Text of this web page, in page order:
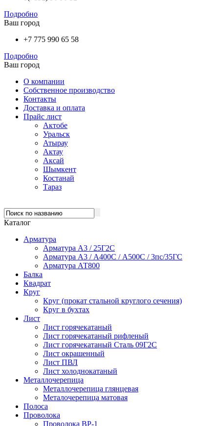
Подробно
Ваш город
+7 775 990 65 58
Подробно
Ваш город
О компании
Собственное производство
Контакты
Доставка и оплата
Прайс лист
Актобе
Уральск
Атырау
Актау
Аксай
Шымкент
Костанай
Тараз
Каталог
Арматура
Арматура А3 / 25Г2С
Арматура А3 / А400С / А500С / 3пс/35ГС
Арматура АТ800
Балка
Квадрат
Круг
Круг (прокат стальной круглого сечения)
Круг в бухтах
Лист
Лист горячекатаный
Лист горячекатаный рифленый
Лист горячекатаный Сталь 09Г2С
Лист окрашенный
Лист ПВЛ
Лист холоднокатаный
Металлочерепица
Металлочерепица глянцевая
Металочерепица матовая
Полоса
Проволока
Проволока ВР-1